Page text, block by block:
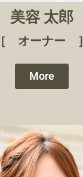
美容 太郎
［ オーナー ］
More